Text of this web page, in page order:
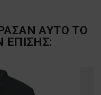
ΑΥΤΌ ΤΟ
ΕΠΊΣΗΣ: